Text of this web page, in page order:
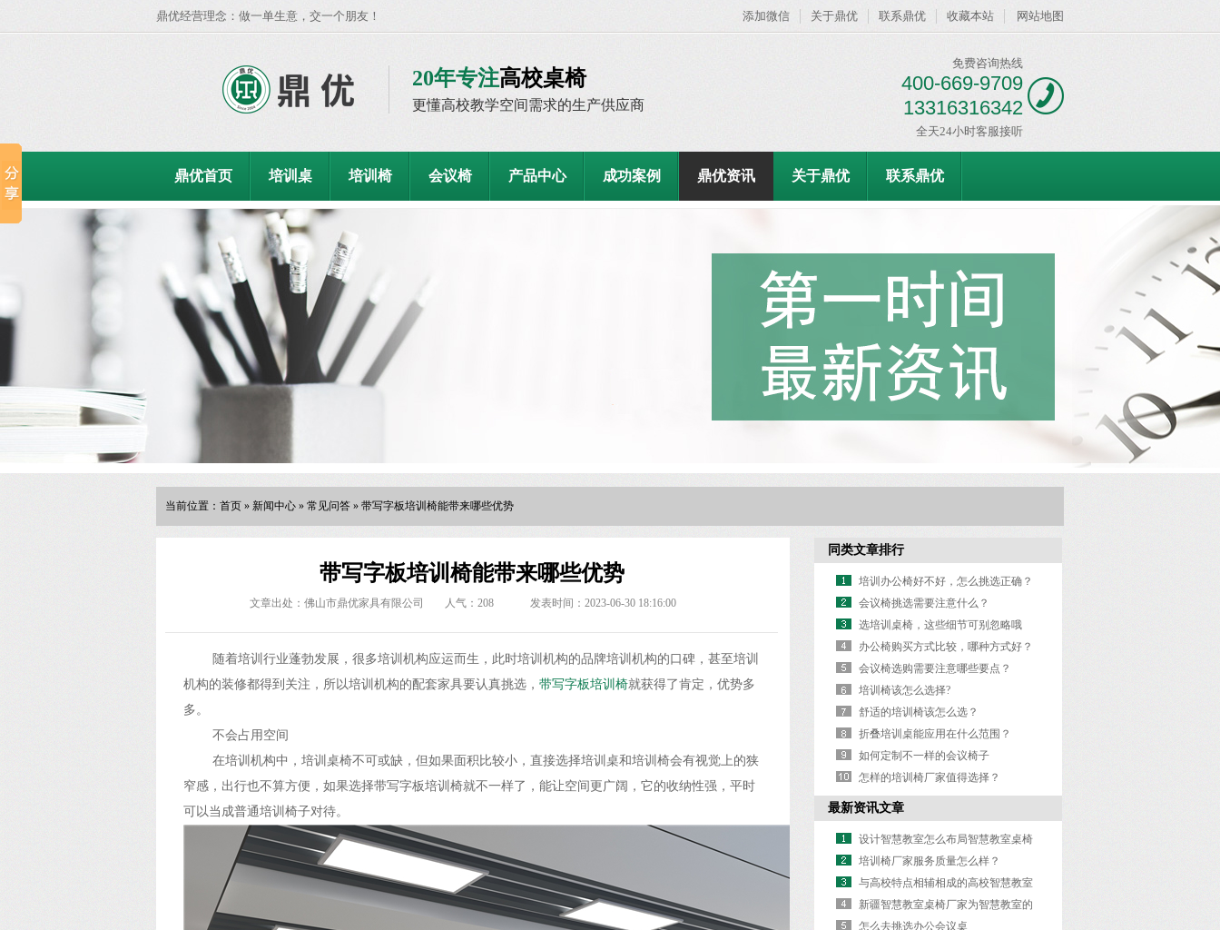
鼎优经营理念：做一单生意，交一个朋友！ 添加微信 关于鼎优 联系鼎优 收藏本站 网站地图
20年专注高校桌椅
更懂高校教学空间需求的生产供应商
免费咨询热线
400-669-9709
13316316342
全天24小时客服接听
鼎优首页 培训桌 培训椅 会议椅 产品中心 成功案例 鼎优资讯 关于鼎优 联系鼎优
当前位置： 首页 » 新闻中心 » 常见问答 » 带写字板培训椅能带来哪些优势
带写字板培训椅能带来哪些优势
文章出处：佛山市鼎优家具有限公司 人气： 208 发表时间：2023-06-30 18:16:00
随着培训行业蓬勃发展，很多培训机构应运而生，此时培训机构的品牌培训机构的口碑，甚至培训
机构的装修都得到关注，所以培训机构的配套家具要认真挑选， 带写字板培训椅就获得了肯定，优势多
多。
不会占用空间
在培训机构中，培训桌椅不可或缺，但如果面积比较小，直接选择培训桌和培训椅会有视觉上的狭
窄感，出行也不算方便，如果选择带写字板培训椅就不一样了，能让空间更广阔，它的收纳性强，平时
可以当成普通培训椅子对待。
同类文章排行
培训办公椅好不好，怎么挑选正确？
会议椅挑选需要注意什么？
选培训桌椅，这些细节可别忽略哦
办公椅购买方式比较，哪种方式好？
会议椅选购需要注意哪些要点？
培训椅该怎么选择?
舒适的培训椅该怎么选？
折叠培训桌能应用在什么范围？
如何定制不一样的会议椅子
怎样的培训椅厂家值得选择？
最新资讯文章
设计智慧教室怎么布局智慧教室桌椅
培训椅厂家服务质量怎么样？
与高校特点相辅相成的高校智慧教室
桌椅
新疆智慧教室桌椅厂家为智慧教室的
建立做贡献
怎么去挑选办公会议桌